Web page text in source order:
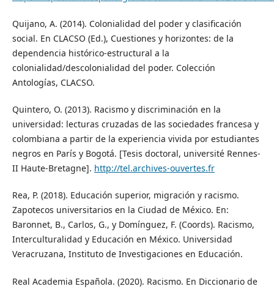
Quijano, A. (2014). Colonialidad del poder y clasificación
social. En CLACSO (Ed.), Cuestiones y horizontes: de la
dependencia histórico-estructural a la
colonialidad/descolonialidad del poder. Colección
Antologías, CLACSO.
Quintero, O. (2013). Racismo y discriminación en la
universidad: lecturas cruzadas de las sociedades francesa y
colombiana a partir de la experiencia vivida por estudiantes
negros en París y Bogotá. [Tesis doctoral, université Rennes-
II Haute-Bretagne]. http://tel.archives-ouvertes.fr
Rea, P. (2018). Educación superior, migración y racismo.
Zapotecos universitarios en la Ciudad de México. En:
Baronnet, B., Carlos, G., y Domínguez, F. (Coords). Racismo,
Interculturalidad y Educación en México. Universidad
Veracruzana, Instituto de Investigaciones en Educación.
Real Academia Española. (2020). Racismo. En Diccionario de